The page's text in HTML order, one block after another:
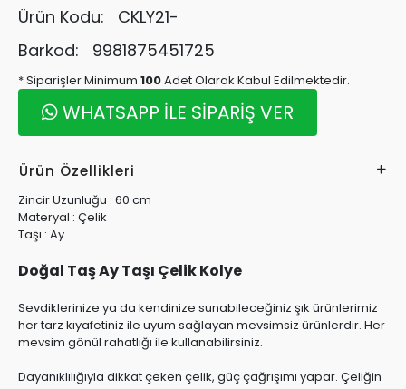
Ürün Kodu:
CKLY21-
Barkod:
9981875451725
* Siparişler Minimum 100Adet Olarak Kabul Edilmektedir.
WHATSAPP İLE SİPARİŞ VER
Ürün Özellikleri
Zincir Uzunluğu : 60 cm
Materyal : Çelik
Taşı : Ay
Doğal Taş Ay Taşı Çelik Kolye
Sevdiklerinize ya da kendinize sunabileceğiniz şık ürünlerimiz
her tarz kıyafetiniz ile uyum sağlayan mevsimsiz ürünlerdir. Her
mevsim gönül rahatlığı ile kullanabilirsiniz.
Dayanıklılığıyla dikkat çeken çelik, güç çağrışımı yapar. Çeliğin